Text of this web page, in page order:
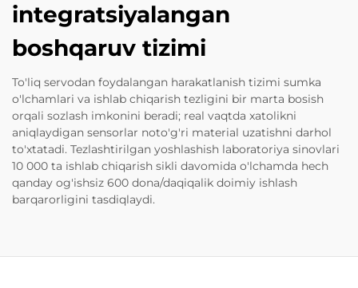
integratsiyalangan
boshqaruv tizimi
To'liq servodan foydalangan harakatlanish tizimi sumka
o'lchamlari va ishlab chiqarish tezligini bir marta bosish
orqali sozlash imkonini beradi; real vaqtda xatolikni
aniqlaydigan sensorlar noto'g'ri material uzatishni darhol
to'xtatadi. Tezlashtirilgan yoshlashish laboratoriya sinovlari
10 000 ta ishlab chiqarish sikli davomida o'lchamda hech
qanday og'ishsiz 600 dona/daqiqalik doimiy ishlash
barqarorligini tasdiqlaydi.